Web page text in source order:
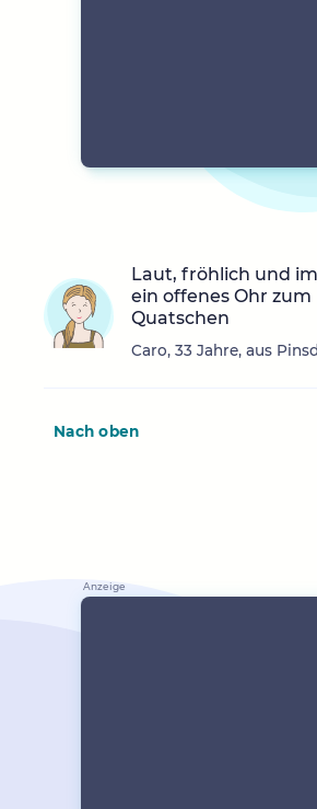
Laut, fröhlich und
ein offenes Ohr zum
Quatschen
Caro, 33 Jahre, aus
Nach oben